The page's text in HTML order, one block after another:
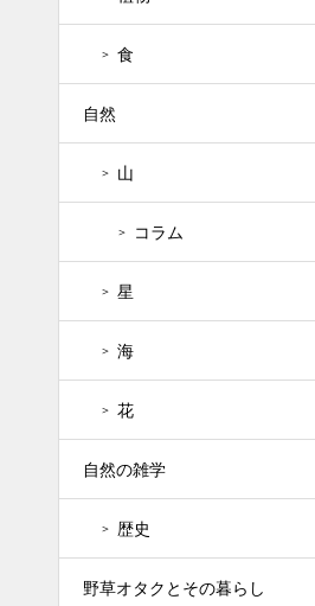
食
自然
山
コラム
星
海
花
自然の雑学
歴史
野草オタクとその暮らし